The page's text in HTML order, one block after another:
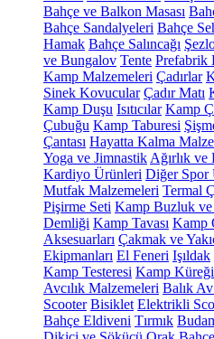
Bahçe ve Balkon Masası
Bahçe Sandalyeleri Bahçe
Hamak Bahçe Salıncağı
ve Bungalov Tente Prefabrik
Kamp Malzemeleri Çadırlar
Sinek Kovucular Çadır Matı
Kamp Duşu Isıtıcılar Kamp
Çubuğu Kamp Taburesi
Çantası Hayatta Kalma
Yoga ve Jimnastik Ağırlık
Kardiyo Ürünleri Diğer Spor
Mutfak Malzemeleri Termal
Pişirme Seti Kamp Buzluk
Demliği Kamp Tavası Kamp
Aksesuarları Çakmak ve
Ekipmanları El Feneri Işıldak
Kamp Testeresi Kamp Küreği
Avcılık Malzemeleri Balık
Scooter Bisiklet Elektrikli
Bahçe Eldiveni Tırmık